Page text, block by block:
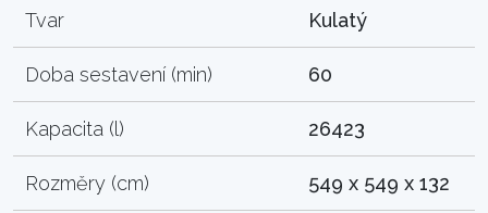
Tvar Kulatý
Doba sestavení (min) 60
Kapacita (l) 26423
Rozměry (cm) 549 x 549 x 132